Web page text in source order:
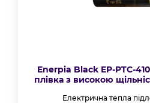
Enerpia Black EP-PTC-
плівка з високою
Електрична тепла